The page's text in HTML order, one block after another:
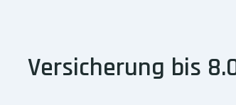
Versicherung bis